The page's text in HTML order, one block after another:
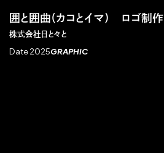
囲と囲曲（カコとイマ） ロゴ制作
株式会社日と々と
Date 2025GRAPHIC